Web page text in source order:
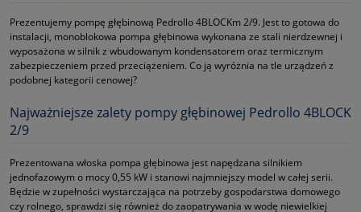
Prezentujemy pompę głębinową Pedrollo 4BLOCKm 2/9. Jest to gotowa do
instalacji, monoblokowa pompa głębinowa wykonana ze stali nierdzewnej i
wyposażona w silnik z wbudowanym kondensatorem oraz termicznym
zabezpieczeniem przed przeciążeniem. Co ją wyróżnia na tle urządzeń z
podobnej kategorii cenowej?
Najważniejsze zalety pompy głębinowej Pedrollo 4BLOCK
2/9
Prezentowana włoska pompa głębinowa jest napędzana silnikiem
jednofazowym o mocy 0,55 kW i stanowi najmniejszy model w całej serii.
Będzie w zupełności wystarczająca na potrzeby gospodarstwa domowego
czy rolnego, sprawdzi się również do zaopatrywania w wodę niewielkiej